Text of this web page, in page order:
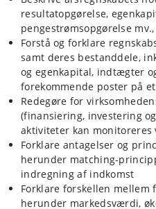
resultatopgørelse,
pengestrømsopgørelse mv.,
Forstå og forklare
samt deres bestanddele,
og egenkapital, indtægter
forekommende poster på
Redegøre for
(finansiering, investering
aktiviteter kan monitoreres
Forklare antagelser og
herunder matching-
indregning af indkomst
Forklare forskellen
herunder markedsværdi,